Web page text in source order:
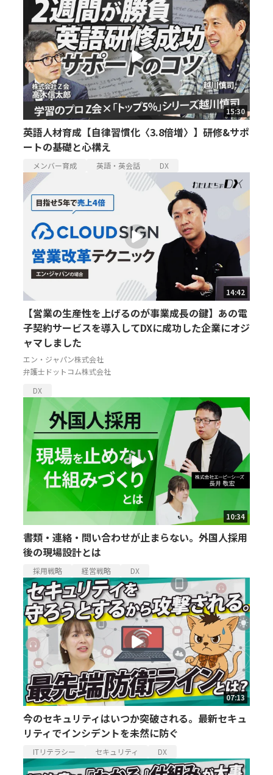
15:30
英語人材育成【自律習慣化〈3.8倍増〉】研修&サポ
ートの基礎と心構え
メンバー育成 英語・英会話 DX
14:42
【営業の生産性を上げるのが事業成長の鍵】あの電
子契約サービスを導入してDXに成功した企業にオジ
ャマしました
エン・ジャパン株式会社
弁護士ドットコム株式会社
DX
10:34
書類・連絡・問い合わせが止まらない。外国人採用
後の現場設計とは
採用戦略 経営戦略 DX
07:13
今のセキュリティはいつか突破される。最新セキュ
リティでインシデントを未然に防ぐ
ITリテラシー セキュリティ DX